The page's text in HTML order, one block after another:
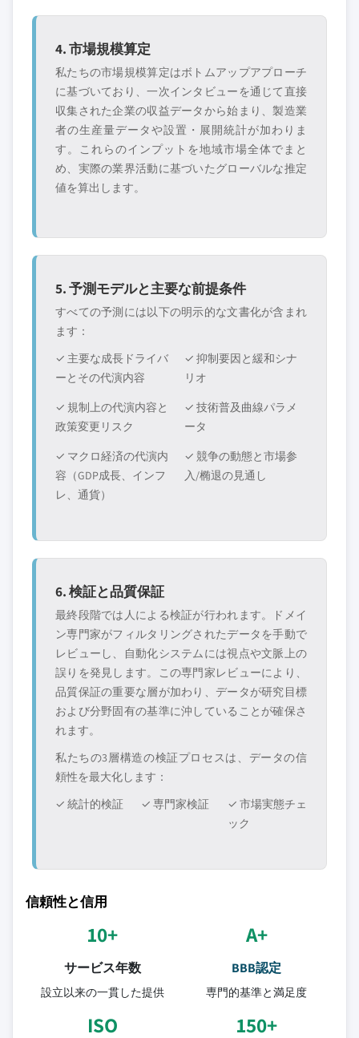
4. 市場規模算定
私たちの市場規模算定はボトムアップアプローチ
に基づいており、一次インタビューを通じて直接
収集された企業の収益データから始まり、製造業
者の生産量データや設置・展開統計が加わりま
す。これらのインプットを地域市場全体でまと
め、実際の業界活動に基づいたグローバルな推定
値を算出します。
5. 予測モデルと主要な前提条件
すべての予測には以下の明示的な文書化が含まれ
ます：
✓ 主要な成長ドライバ
ーとその代演内容
✓ 抑制要因と緩和シナ
リオ
✓ 規制上の代演内容と
政策変更リスク
✓ 技術普及曲線パラメ
ータ
✓ マクロ経済の代演内
容（GDP成長、インフ
レ、通貨）
✓ 競争の動態と市場参
入/椭退の見通し
6. 検証と品質保証
最終段階では人による検証が行われます。ドメイ
ン専門家がフィルタリングされたデータを手動で
レビューし、自動化システムには視点や文脈上の
誤りを発見します。この専門家レビューにより、
品質保証の重要な層が加わり、データが研究目標
および分野固有の基準に沖していることが確保さ
れます。
私たちの3層構造の検証プロセスは、データの信
頼性を最大化します：
✓ 統計的検証
✓ 専門家検証
✓ 市場実態チェ
ック
信頼性と信用
10+
サービス年数
設立以来の一貫した提供
A+
BBB認定
専門的基準と満足度
ISO 150+